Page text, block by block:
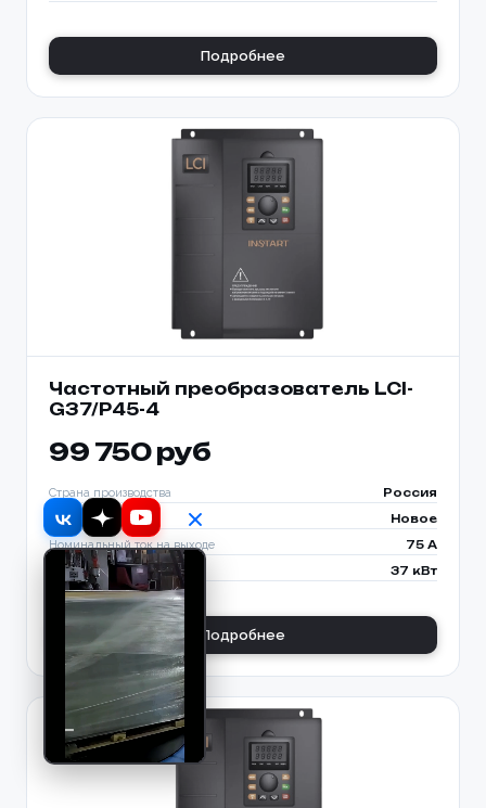
Подробнее
Частотный преобразователь LCI-
G37/P45-4
99 750 руб
Страна производства Россия
Состояние Новое
Номинальный ток на выходе 75 A
Мощность соот. двигателя 37 кВт
Подробнее